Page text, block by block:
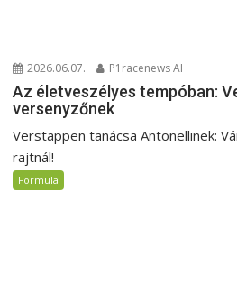
2026.06.07. P1racenews AI
Az életveszélyes tempóban:
versenyzőnek
Verstappen tanácsa Antonellinek:
rajtnál!
Formula